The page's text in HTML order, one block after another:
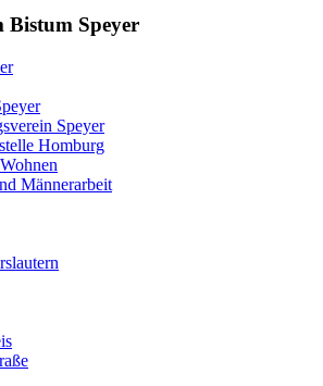
Bistum Speyer
Speyer
Homburg
Männerarbeit